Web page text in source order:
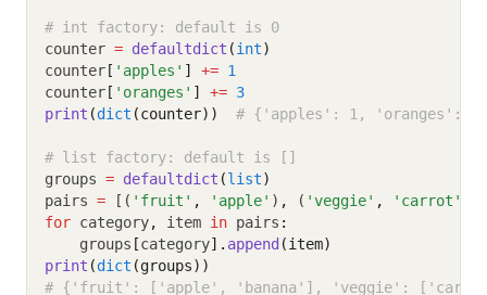
# int factory: default is 0
counter = defaultdict (int)
counter [ 'apples' ] += 1
counter [ 'oranges' ] += 3
print (dict (counter)) # {'apples': 1, 'oranges': 3}
# list factory: default is []
groups = defaultdict (list)
pairs = [( 'fruit' , 'apple' ) , ( 'veggie' , 'carrot'
for category, item in pairs :
    groups
[category]. append (item)
print (dict (groups))
# {'fruit': ['apple', 'banana'], 'veggie':